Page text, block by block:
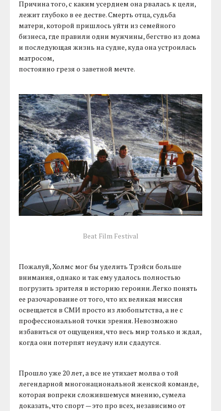
Причина того, с каким усердием она рвалась к цели,
лежит глубоко в ее дестве. Смерть отца, судьба
матери, которой пришлось уйти из семейного
бизнеса, где правили одни мужчины, бегство из дома
и последующая жизнь на судне, куда она устроилась
матросом,
постоянно грезя о заветной мечте.
Beat Film Festival
Пожалуй, Холмс мог бы уделить Трэйси больше
внимания, однако и так ему удалось полностью
погрузить зрителя в историю героини. Легко понять
ее разочарование от того, что их великая миссия
освещается в СМИ просто из любопытства, а не с
профессиональной точки зрения. Невозможно
избавиться от ощущения, что весь мир только и ждал,
когда они потерпят неудачу или сдадутся.
Прошло уже 20 лет, а все не утихает молва о той
легендарной многонациональной женской команде,
которая вопреки сложившемуся мнению, сумела
доказать, что спорт — это про всех, независимо от